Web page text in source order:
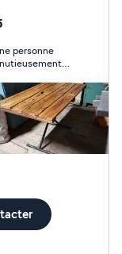
rapidement !
personne
aucune
est très bien